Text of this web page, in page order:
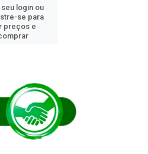
seu login ou
se para
preços e